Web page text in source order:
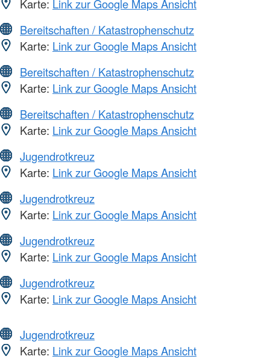
Karte: Link zur Google Maps Ansicht
Bereitschaften / Katastrophenschutz
Karte: Link zur Google Maps Ansicht
Bereitschaften / Katastrophenschutz
Karte: Link zur Google Maps Ansicht
Bereitschaften / Katastrophenschutz
Karte: Link zur Google Maps Ansicht
Jugendrotkreuz
Karte: Link zur Google Maps Ansicht
Jugendrotkreuz
Karte: Link zur Google Maps Ansicht
Jugendrotkreuz
Karte: Link zur Google Maps Ansicht
Jugendrotkreuz
Karte: Link zur Google Maps Ansicht
Jugendrotkreuz
Karte: Link zur Google Maps Ansicht